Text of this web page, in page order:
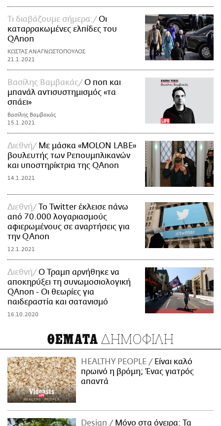
Τι διαβάζουμε σήμερα:
Οι
καταρρακωμένες ελπίδες του
QAnon
ΚΩΣΤΑΣ ΑΝΑΓΝΩΣΤΟΠΟΥΛΟΣ
21.1.2021
Βασίλης Βαμβακάς
Ο ποπ και
μπανάλ αντισυστημισμός «τα
σπάει»
Βασίλης Βαμβακάς
15.1.2021
Διεθνή
Με μάσκα «MOLON LABE»
βουλευτής των Ρεπουμπλικανών
και υποστηρίκτρια της QAnon
14.1.2021
Διεθνή
Το Twitter έκλεισε πάνω
από 70.000 λογαριασμούς
αφιερωμένους σε αναρτήσεις για
την QΑnon
12.1.2021
Διεθνή
Ο Τραμπ αρνήθηκε να
αποκηρύξει τη συνωμοσιολογική
QAnon - Οι θεωρίες για
παιδεραστία και σατανισμό
16.10.2020
ΘΕΜΑΤΑ ΔΗΜΟΦΙΛΗ
HEALTHY PEOPLE
Είναι καλό
πρωινό η βρόμη; Ένας γιατρός
απαντά
Design Μόνο στα όνειρα: Τα